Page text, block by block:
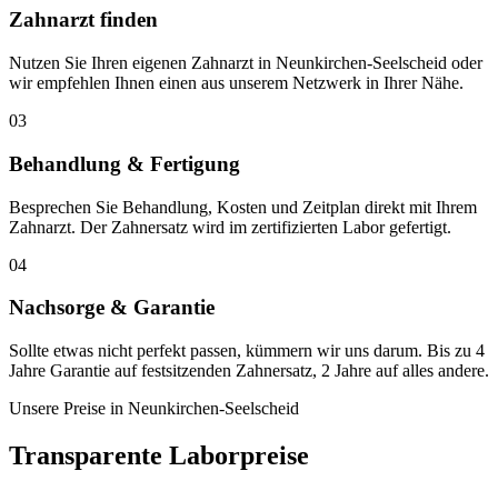
Zahnarzt finden
Nutzen Sie Ihren eigenen Zahnarzt in Neunkirchen-Seelscheid oder
wir empfehlen Ihnen einen aus unserem Netzwerk in Ihrer Nähe.
03
Behandlung & Fertigung
Besprechen Sie Behandlung, Kosten und Zeitplan direkt mit Ihrem
Zahnarzt. Der Zahnersatz wird im zertifizierten Labor gefertigt.
04
Nachsorge & Garantie
Sollte etwas nicht perfekt passen, kümmern wir uns darum. Bis zu 4
Jahre Garantie auf festsitzenden Zahnersatz, 2 Jahre auf alles andere.
Unsere Preise in Neunkirchen-Seelscheid
Transparente Laborpreise